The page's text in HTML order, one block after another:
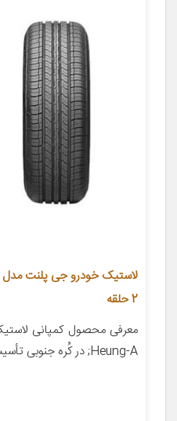
2 حلقه
Heung-A; در کُره­ جنوبی تأسیس و در سال 2000 نام […]